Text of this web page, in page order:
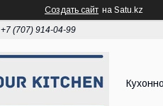
Создать сайт на Satu.kz
+7 (707) 914-04-99